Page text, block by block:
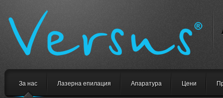
За нас Лазерна епилация Апаратура Цени